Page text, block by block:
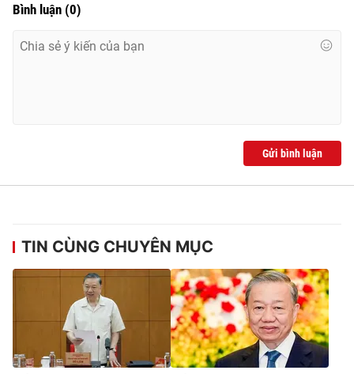
Bình luận (0)
Gửi bình luận
TIN CÙNG CHUYÊN MỤC